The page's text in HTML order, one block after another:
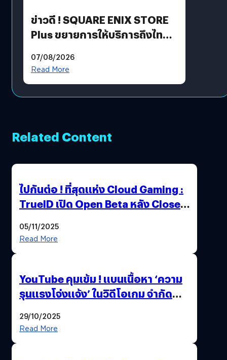
ข่าวดี ! SQUARE ENIX STORE
Plus ขยายการให้บริการถึงไทย
โดยตรง
07/08/2026
Read More
Related Content
ไปกันต่อ ! ที่สุดแห่ง Cloud Gaming :
TrueID เปิด Open Beta หลัง Close
Thailand Game Show 2025 ทะลุ 15
05/11/2025
Read More
YouTube คุมเข้ม ! แบนเนื้อหา ‘ความ
รุนแรงโจ่งแจ้ง’ ในวิดีโอเกม จำกัด
29/10/2025
Read More